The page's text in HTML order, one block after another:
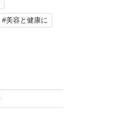
、そのままお
しいです。
#美容と健康に